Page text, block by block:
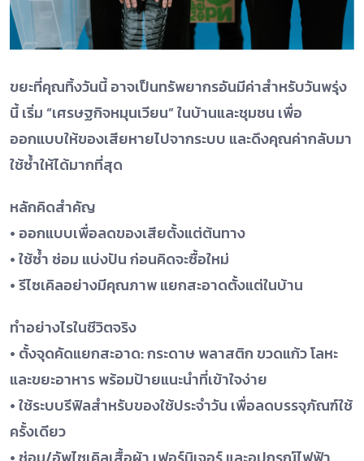
ขยะที่คุณทิ้งวันนี้ อาจเป็นทรัพยากรอันมีค่าสำหรับวันพรุ่ง
นี้ เริ่ม “เศรษฐกิจหมุนเวียน” ในบ้านและชุมชน เพื่อ
ออกแบบให้ของเสียหายไปจากระบบ และดึงคุณค่ากลับมา
ใช้ซ้ำให้ได้มากที่สุด
หลักคิดสำคัญ
• ออกแบบเพื่อลดของเสียตั้งแต่ต้นทาง
• ใช้ซ้ำ ซ่อม แบ่งปัน ก่อนคิดจะซื้อใหม่
• รีไซเคิลอย่างมีคุณภาพ แยกสะอาดตั้งแต่ในบ้าน
ทำอย่างไรในชีวิตจริง
• ตั้งจุดคัดแยกสะอาด: กระดาษ พลาสติก ขวดแก้ว โลหะ
และขยะอาหาร พร้อมป้ายแนะนำที่เข้าใจง่าย
• ใช้ระบบรีฟิลสำหรับของใช้ประจำวัน เพื่อลดบรรจุภัณฑ์ใช้
ครั้งเดียว